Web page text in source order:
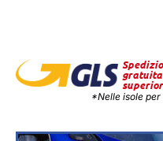
*Nelle isole per